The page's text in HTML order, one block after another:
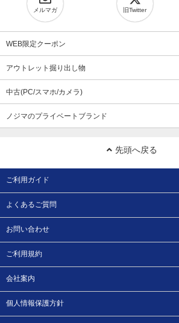
メルマガ 旧Twitter
WEB限定クーポン
アウトレット掘り出し物
中古(PC/スマホ/カメラ)
ノジマのプライベートブランド
先頭へ戻る
ご利用ガイド
よくあるご質問
お問い合わせ
ご利用規約
会社案内
個人情報保護方針